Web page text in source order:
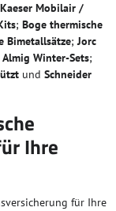
Kaeser Mobilair /
; Boge thermische
Bimetallsätze;Jorc
Almig Winter-Sets;
und Schneider
Ihre
für Ihre